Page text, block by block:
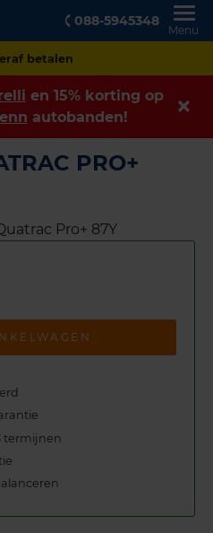
088-5945348
Menu
betalen
en 15% korting op
autobanden!
PRO+
termijnen